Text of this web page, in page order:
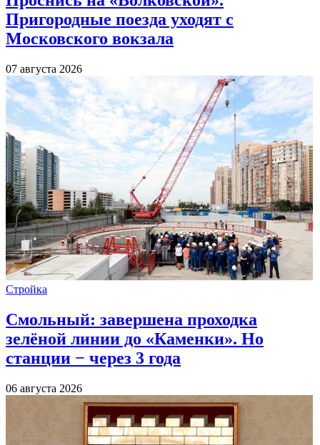
Пригородные поезда уходят с
Московского вокзала
07 августа 2026
Стройка
Смольный: завершена проходка
зелёной линии до «Каменки». Но
станции − через 3 года
06 августа 2026